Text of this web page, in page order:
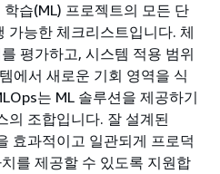
학습(ML) 프로젝트의 모든 단
가능한 체크리스트입니다. 체
평가하고, 시스템 적용 범위
에서 새로운 기회 영역을 식
는 ML 솔루션을 제공하기
의 조합입니다. 잘 설계된
효과적이고 일관되게 프로덕
를 제공할 수 있도록 지원합